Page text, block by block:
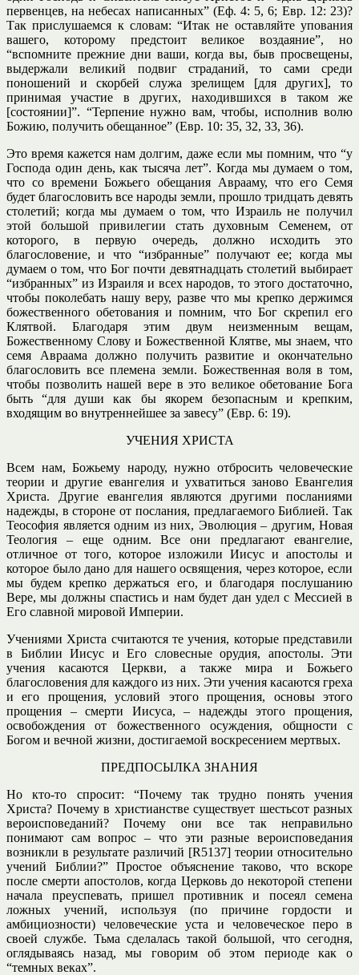
первенцев, на небесах написанных” (Еф. 4: 5, 6; Евр. 12: 23)?
Так прислушаемся к словам: “Итак не оставляйте упования
вашего, которому предстоит великое воздаяние”, но
“вспомните прежние дни ваши, когда вы, быв просвещены,
выдержали великий подвиг страданий, то сами среди
поношений и скорбей служа зрелищем [для других], то
принимая участие в других, находившихся в таком же
[состоянии]”. “Терпение нужно вам, чтобы, исполнив волю
Божию, получить обещанное” (Евр. 10: 35, 32, 33, 36).
Это время кажется нам долгим, даже если мы помним, что “у
Господа один день, как тысяча лет”. Когда мы думаем о том,
что со времени Божьего обещания Аврааму, что его Семя
будет благословить все народы земли, прошло тридцать девять
столетий; когда мы думаем о том, что Израиль не получил
этой большой привилегии стать духовным Семенем, от
которого, в первую очередь, должно исходить это
благословение, и что “избранные” получают ее; когда мы
думаем о том, что Бог почти девятнадцать столетий выбирает
“избранных” из Израиля и всех народов, то этого достаточно,
чтобы поколебать нашу веру, разве что мы крепко держимся
божественного обетования и помним, что Бог скрепил его
Клятвой. Благодаря этим двум неизменным вещам,
Божественному Слову и Божественной Клятве, мы знаем, что
семя Авраама должно получить развитие и окончательно
благословить все племена земли. Божественная воля в том,
чтобы позволить нашей вере в это великое обетование Бога
быть “для души как бы якорем безопасным и крепким,
входящим во внутреннейшее за завесу” (Евр. 6: 19).
УЧЕНИЯ ХРИСТА
Всем нам, Божьему народу, нужно отбросить человеческие
теории и другие евангелия и ухватиться заново Евангелия
Христа. Другие евангелия являются другими посланиями
надежды, в стороне от послания, предлагаемого Библией. Так
Теософия является одним из них, Эволюция – другим, Новая
Теология – еще одним. Все они предлагают евангелие,
отличное от того, которое изложили Иисус и апостолы и
которое было дано для нашего освящения, через которое, если
мы будем крепко держаться его, и благодаря послушанию
Вере, мы должны спастись и нам будет дан удел с Мессией в
Его славной мировой Империи.
Учениями Христа считаются те учения, которые представили
в Библии Иисус и Его словесные орудия, апостолы. Эти
учения касаются Церкви, а также мира и Божьего
благословения для каждого из них. Эти учения касаются греха
и его прощения, условий этого прощения, основы этого
прощения – смерти Иисуса, – надежды этого прощения,
освобождения от божественного осуждения, общности с
Богом и вечной жизни, достигаемой воскресением мертвых.
ПРЕДПОСЫЛКА ЗНАНИЯ
Но кто-то спросит: “Почему так трудно понять учения
Христа? Почему в христианстве существует шестьсот разных
вероисповеданий? Почему они все так неправильно
понимают сам вопрос – что эти разные вероисповедания
возникли в результате различий [R5137] теории относительно
учений Библии?” Простое объяснение таково, что вскоре
после смерти апостолов, когда Церковь до некоторой степени
начала преуспевать, пришел противник и посеял семена
ложных учений, используя (по причине гордости и
амбициозности) человеческие уста и человеческое перо в
своей службе. Тьма сделалась такой большой, что сегодня,
оглядываясь назад, мы говорим об этом периоде как о
“темных веках”.